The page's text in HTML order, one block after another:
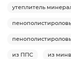
утеплитель
из ППС из